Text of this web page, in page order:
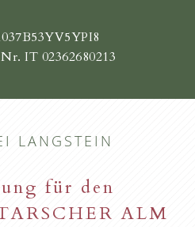
IT 02362680213
LANGSTEIN
für den
ALM